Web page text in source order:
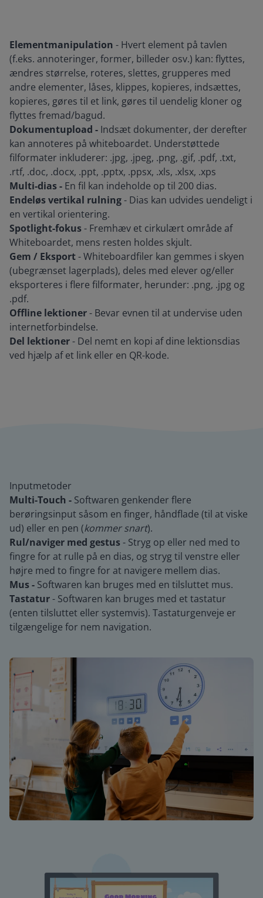
Elementmanipulation - Hvert element på tavlen
(f.eks. annoteringer, former, billeder osv.) kan: flyttes,
ændres størrelse, roteres, slettes, grupperes med
andre elementer, låses, klippes, kopieres, indsættes,
kopieres, gøres til et link, gøres til uendelig kloner og
flyttes fremad/bagud.
Dokumentupload - Indsæt dokumenter, der derefter
kan annoteres på whiteboardet. Understøttede
filformater inkluderer: .jpg, .jpeg, .png, .gif, .pdf, .txt,
.rtf, .doc, .docx, .ppt, .pptx, .ppsx, .xls, .xlsx, .xps
Multi-dias - En fil kan indeholde op til 200 dias.
Endeløs vertikal rulning- Dias kan udvides uendeligt i
en vertikal orientering.
Spotlight-fokus- Fremhæv et cirkulært område af
Whiteboardet, mens resten holdes skjult.
Gem / Eksport- Whiteboardfiler kan gemmes i skyen
(ubegrænset lagerplads), deles med elever og/eller
eksporteres i flere filformater, herunder: .png, .jpg og
.pdf.
Offline lektioner- Bevar evnen til at undervise uden
internetforbindelse.
Del lektioner- Del nemt en kopi af dine lektionsdias
ved hjælp af et link eller en QR-kode.
Inputmetoder
Multi-Touch - Softwaren genkender flere
berøringsinput såsom en finger, håndflade (til at viske
ud) eller en pen (kommer snart).
Rul/naviger med gestus- Stryg op eller ned med to
fingre for at rulle på en dias, og stryg til venstre eller
højre med to fingre for at navigere mellem dias.
Mus - Softwaren kan bruges med en tilsluttet mus.
Tastatur- Softwaren kan bruges med et tastatur
(enten tilsluttet eller systemvis). Tastaturgenveje er
tilgængelige for nem navigation.